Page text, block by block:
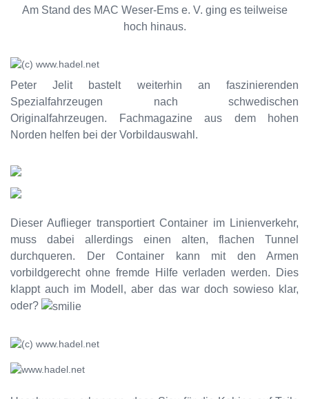
Am Stand des MAC Weser-Ems e. V. ging es teilweise
hoch hinaus.
Peter Jelit bastelt weiterhin an faszinierenden
Spezialfahrzeugen nach schwedischen
Originalfahrzeugen. Fachmagazine aus dem hohen
Norden helfen bei der Vorbildauswahl.
Dieser Auflieger transportiert Container im Linienverkehr,
muss dabei allerdings einen alten, flachen Tunnel
durchqueren. Der Container kann mit den Armen
vorbildgerecht ohne fremde Hilfe verladen werden. Dies
klappt auch im Modell, aber das war doch sowieso klar,
oder?